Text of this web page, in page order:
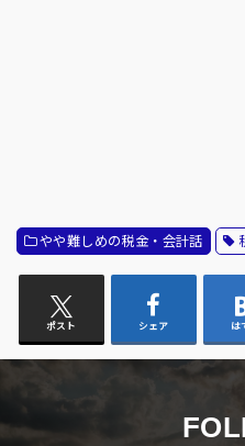
やや難しめの税金・会計話
ポスト シェア は